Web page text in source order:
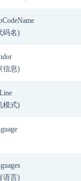
码名)
信息)
模式)
语言)